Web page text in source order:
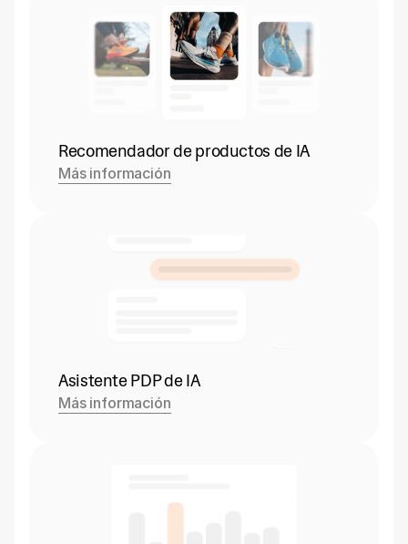
Recomendador de productos de IA
Más información
Asistente PDP de IA
Más información